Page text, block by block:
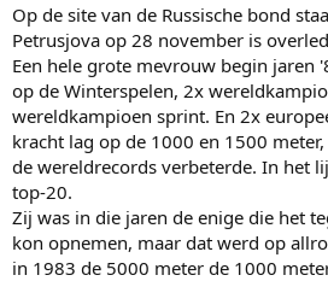
Op de site van de Russische bond
Petrusjova op 28 november is
Een hele grote mevrouw begin jaren
op de Winterspelen, 2x
wereldkampioen sprint. En 2x
kracht lag op de 1000 en 1500
de wereldrecords verbeterde. In het
top-20.
Zij was in die jaren de enige die het
kon opnemen, maar dat werd op
in 1983 de 5000 meter de 1000